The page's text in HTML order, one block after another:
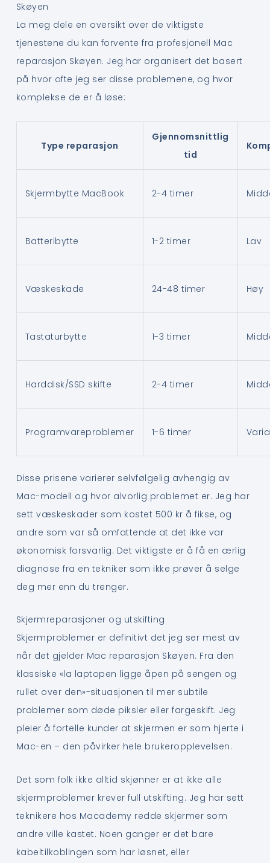
Skøyen
La meg dele en oversikt over de viktigste
tjenestene du kan forvente fra profesjonell Mac
reparasjon Skøyen. Jeg har organisert det basert
på hvor ofte jeg ser disse problemene, og hvor
komplekse de er å løse:
Type reparasjon
Gjennomsnittlig
tid
Skjermbytte MacBook 2-4 timer
Batteribytte 1-2 timer Lav
Væskeskade 24-48 timer Høy
Tastaturbytte 1-3 timer
Harddisk/SSD skifte 2-4 timer
Programvareproblemer 1-6 timer
Disse prisene varierer selvfølgelig avhengig av
Mac-modell og hvor alvorlig problemet er. Jeg har
sett væskeskader som kostet 500 kr å fikse, og
andre som var så omfattende at det ikke var
økonomisk forsvarlig. Det viktigste er å få en ærlig
diagnose fra en tekniker som ikke prøver å selge
deg mer enn du trenger.
Skjermreparasjoner og utskifting
Skjermproblemer er definitivt det jeg ser mest av
når det gjelder Mac reparasjon Skøyen. Fra den
klassiske «la laptopen ligge åpen på sengen og
rullet over den»-situasjonen til mer subtile
problemer som døde piksler eller fargeskift. Jeg
pleier å fortelle kunder at skjermen er som hjerte i
Mac-en – den påvirker hele brukeropplevelsen.
Det som folk ikke alltid skjønner er at ikke alle
skjermproblemer krever full utskifting. Jeg har sett
teknikere hos Macademy redde skjermer som
andre ville kastet. Noen ganger er det bare
kabeltilkoblingen som har løsnet, eller